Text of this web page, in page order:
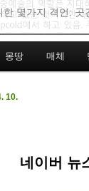
몇가지 격언: 곳
몽땅 매체
네이버 뉴
10.